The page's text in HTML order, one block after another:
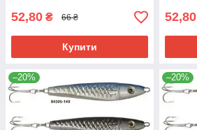
52,80 ₴ 66 ₴
Купити
52,80
–20% –20%